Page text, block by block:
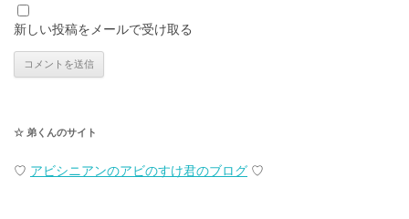
新しい投稿をメールで受け取る
☆ 弟くんのサイト
♡ アビシニアンのアビのすけ君のブログ ♡